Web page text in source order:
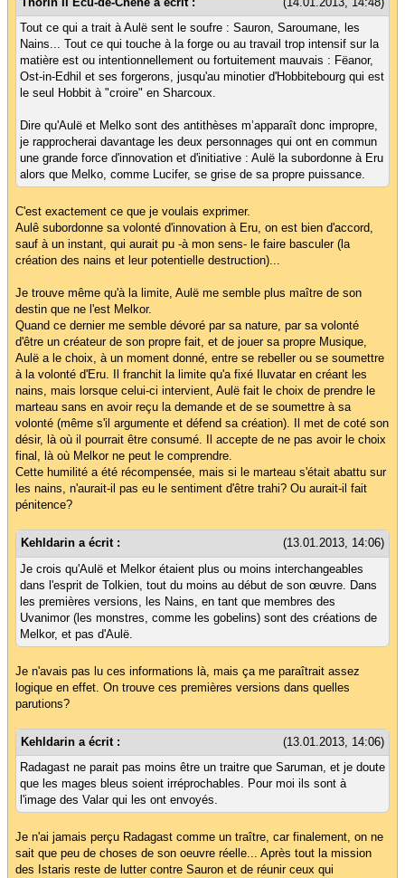
Tout ce qui a trait à Aulë sent le soufre : Sauron, Saroumane, les
Nains... Tout ce qui touche à la forge ou au travail trop intensif sur la
matière est ou intentionnellement ou fortuitement mauvais : Fëanor,
Ost-in-Edhil et ses forgerons, jusqu'au minotier d'Hobbitebourg qui est
le seul Hobbit à "croire" en Sharcoux.
Dire qu'Aulë et Melko sont des antithèses m’apparaît donc impropre,
je rapprocherai davantage les deux personnages qui ont en commun
une grande force d'innovation et d'initiative : Aulë la subordonne à Eru
alors que Melko, comme Lucifer, se grise de sa propre puissance.
C'est exactement ce que je voulais exprimer.
Aulê subordonne sa volonté d'innovation à Eru, on est bien d'accord,
sauf à un instant, qui aurait pu -à mon sens- le faire basculer (la
création des nains et leur potentielle destruction)...
Je trouve même qu'à la limite, Aulë me semble plus maître de son
destin que ne l'est Melkor.
Quand ce dernier me semble dévoré par sa nature, par sa volonté
d'être un créateur de son propre fait, et de jouer sa propre Musique,
Aulë a le choix, à un moment donné, entre se rebeller ou se soumettre
à la volonté d'Eru. Il franchit la limite qu'a fixé Iluvatar en créant les
nains, mais lorsque celui-ci intervient, Aulë fait le choix de prendre le
marteau sans en avoir reçu la demande et de se soumettre à sa
volonté (même s'il argumente et défend sa création). Il met de coté son
désir, là où il pourrait être consumé. Il accepte de ne pas avoir le choix
final, là où Melkor ne peut le comprendre.
Cette humilité a été récompensée, mais si le marteau s'était abattu sur
les nains, n'aurait-il pas eu le sentiment d'être trahi? Ou aurait-il fait
pénitence?
(13.01.2013, 14:06)
Kehldarin a écrit :
Je crois qu'Aulë et Melkor étaient plus ou moins interchangeables
dans l'esprit de Tolkien, tout du moins au début de son œuvre. Dans
les premières versions, les Nains, en tant que membres des
Uvanimor (les monstres, comme les gobelins) sont des créations de
Melkor, et pas d'Aulë.
Je n'avais pas lu ces informations là, mais ça me paraîtrait assez
logique en effet. On trouve ces premières versions dans quelles
parutions?
(13.01.2013, 14:06)
Kehldarin a écrit :
Radagast ne parait pas moins être un traitre que Saruman, et je doute
que les mages bleus soient irréprochables. Pour moi ils sont à
l'image des Valar qui les ont envoyés.
Je n'ai jamais perçu Radagast comme un traître, car finalement, on ne
sait que peu de choses de son oeuvre réelle... Après tout la mission
des Istaris reste de lutter contre Sauron et de réunir ceux qui